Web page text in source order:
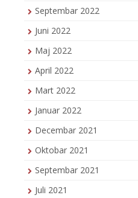
Septembar 2022
Juni 2022
Maj 2022
April 2022
Mart 2022
Januar 2022
Decembar 2021
Oktobar 2021
Septembar 2021
Juli 2021